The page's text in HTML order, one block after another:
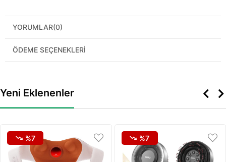
YORUMLAR(0)
ÖDEME SEÇENEKLERI
Yeni Eklenenler
%7 %7